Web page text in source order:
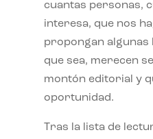
cuantas personas,
interesa, que nos
propongan
que sea, merecen
montón editorial y
oportunidad.
Tras la lista de